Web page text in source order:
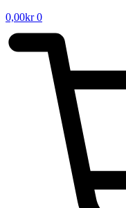
0,00kr 0